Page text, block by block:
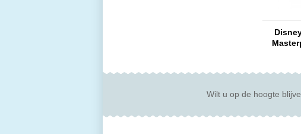
Wilt u op de hoogte